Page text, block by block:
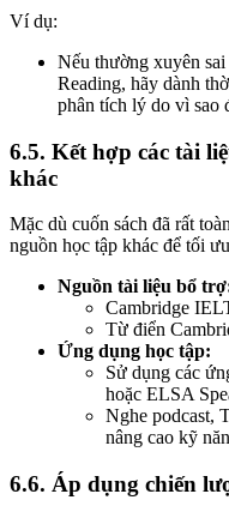
Ví dụ:
Nếu thường xuyên
Reading, hãy dành
phân tích lý do vì sao
6.5. Kết hợp các tài
khác
Mặc dù cuốn sách đã rất
nguồn học tập khác để tối
Nguồn tài liệu bổ
Cambridge
Từ điển
Ứng dụng học tập:
Sử dụng các
hoặc ELSA
Nghe podcast,
nâng cao kỹ
6.6. Áp dụng chiến